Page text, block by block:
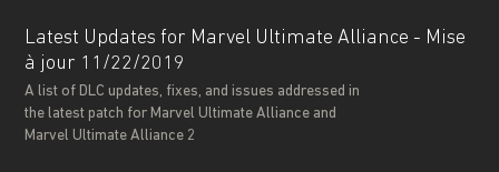
Latest Updates for Marvel Ultimate Alliance - Mise
à jour 11/22/2019
A list of DLC updates, fixes, and issues addressed in
the latest patch for Marvel Ultimate Alliance and
Marvel Ultimate Alliance 2